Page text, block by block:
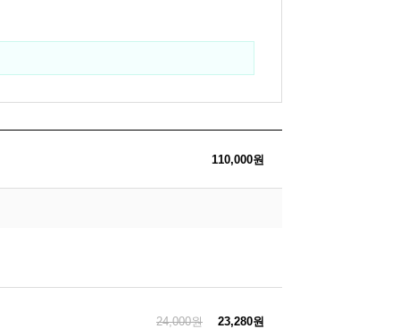
110,000원
24,000원 23,280원